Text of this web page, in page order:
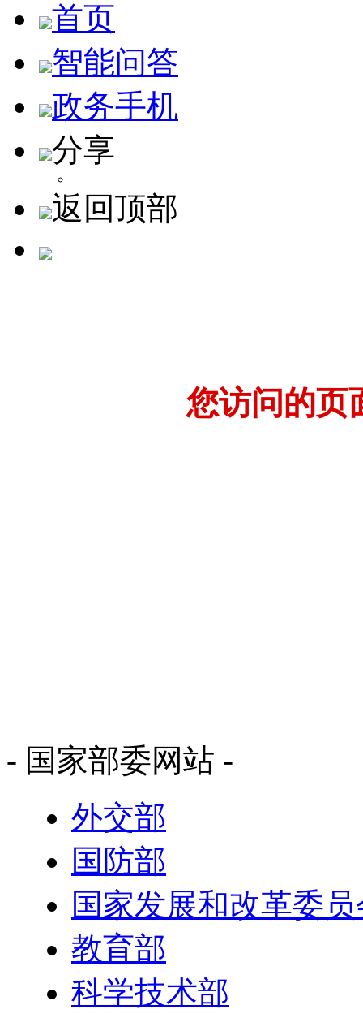
首页
智能问答
政务手机
分享
返回顶部
您访问的页
- 国家部委网站 -
外交部
国防部
国家发展和改革委
教育部
科学技术部